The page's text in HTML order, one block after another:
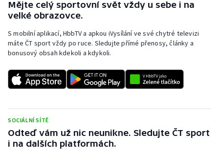
Rychlobruslení
Rychlostní kanoistika
Short track
Sportovní střelba
Veslování
Mějte celý sportovní svět vždy u sebe i na
velké obrazovce.
S mobilní aplikací, HbbTV a apkou iVysílání ve své chytré televizi
máte ČT sport vždy po ruce. Sledujte přímé přenosy, články a
bonusový obsah kdekoli a kdykoli.
SOCIÁLNÍ SÍTĚ
Odteď vám už nic neunikne. Sledujte ČT sport
i na dalších platformách.